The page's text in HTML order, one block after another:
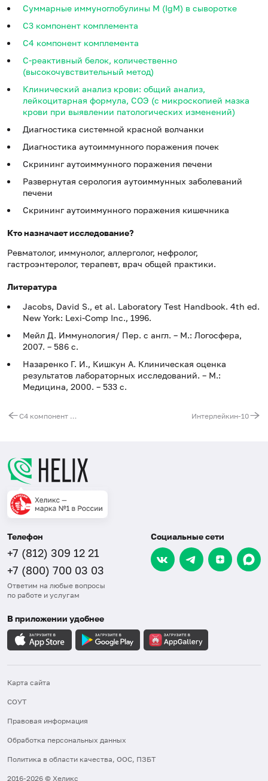
Суммарные иммуноглобулины M (IgM) в сыворотке
С3 компонент комплемента
С4 компонент комплемента
С-реактивный белок, количественно
(высокочувствительный метод)
Клинический анализ крови: общий анализ,
лейкоцитарная формула, СОЭ (с микроскопией мазка
крови при выявлении патологических изменений)
Диагностика системной красной волчанки
Диагностика аутоиммунного поражения почек
Скрининг аутоиммунного поражения печени
Развернутая серология аутоиммунных заболеваний
печени
Скрининг аутоиммунного поражения кишечника
Кто назначает исследование?
Ревматолог, иммунолог, аллерголог, нефролог,
гастроэнтеролог, терапевт, врач общей практики.
Литература
Jacobs, David S., et al. Laboratory Test Handbook. 4th ed.
New York: Lexi-Comp Inc., 1996.
Мейл Д. Иммунология/ Пер. с англ. – М.: Логосфера,
2007. – 586 с.
Назаренко Г. И., Кишкун А. Клиническая оценка
результатов лабораторных исследований. – М.:
Медицина, 2000. – 533 с.
С4 компонент комплемента Интерлейкин-10
Телефон
+7 (812) 309 12 21
+7 (800) 700 03 03
Ответим на любые вопросы
по работе и услугам
Социальные сети
В приложении удобнее
Карта сайта
СОУТ
Правовая информация
Обработка персональных данных
Политика в области качества, ООС, ПЗБТ
2016-2026 © Хеликс